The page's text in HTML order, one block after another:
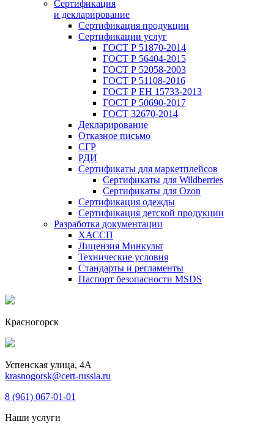
Сертификация
и декларирование
Сертификация продукции
Сертификации услуг
ГОСТ Р 51870-2014
ГОСТ Р 56404-2015
ГОСТ Р 52058-2003
ГОСТ Р 51108-2016
ГОСТ Р ЕН 15733-2013
ГОСТ Р 50690-2017
ГОСТ 32670-2014
Декларирование
Отказное письмо
СГР
РДИ
Сертификаты для маркетплейсов
Сертификаты для Wildberries
Сертификаты для Ozon
Сертификация одежды
Сертификация детской продукции
Разработка документации
ХАССП
Лицензия Минкульт
Технические условия
Стандарты и регламенты
Паспорт безопасности MSDS
Красногорск
Успенская улица, 4А
krasnogorsk@cert-russia.ru
8 (961) 067-01-01
Наши услуги